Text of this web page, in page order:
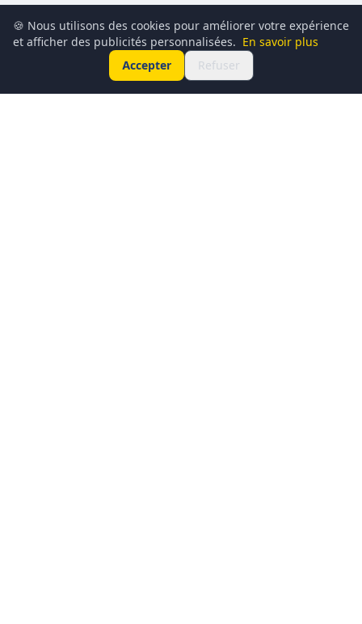
🍪 Nous utilisons des cookies pour améliorer votre expérience
et afficher des publicités personnalisées. En savoir plus
Accepter
Refuser